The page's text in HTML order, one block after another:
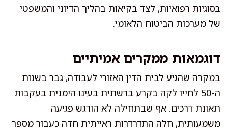
בסוגיות רפואיות, לצד בקיאות בהליך הדיוני והמשפטי
של מערכות הביטוח הלאומי.
דוגמאות ממקרים אמיתיים
במקרה שהגיע לבית הדין האזורי לעבודה, גבר בשנות
ה-50 לחייו לקה בקרע ברשתית בעינו הימנית בעקבות
תאונת דרכים. אף שבתחילה לא הורגש פגיעה
משמעותית, חלה התדרדרות ראייתית חדה כעבור מספר